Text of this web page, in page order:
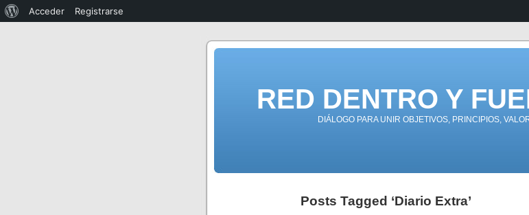
RED DENTRO Y
DIÁLOGO PARA UNIR OBJETIVOS, PRINCIPIOS,
Posts Tagged ‘Diario Extra’
Acceder Registrarse